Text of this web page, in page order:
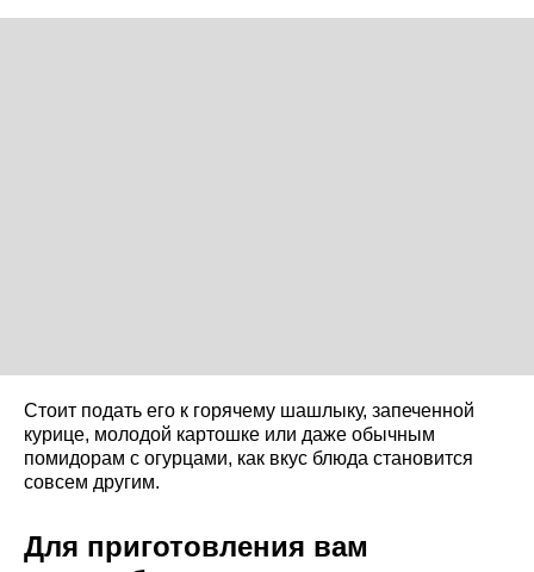
Стоит подать его к горячему шашлыку, запеченной
курице, молодой картошке или даже обычным
помидорам с огурцами, как вкус блюда становится
совсем другим.
Для приготовления вам